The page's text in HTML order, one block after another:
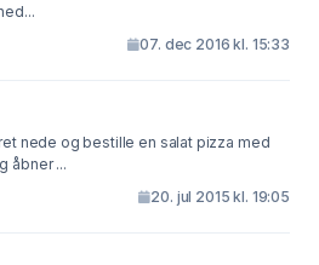
07. dec 2016 kl. 15:33
nede og bestille en salat pizza med
åbner ...
20. jul 2015 kl. 19:05